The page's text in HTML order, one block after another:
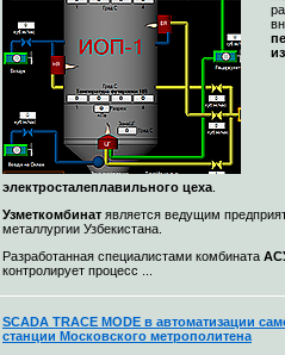
электросталеплавильного цеха
Узметкомбинат является ведущим
металлургии Узбекистана.
Разработанная специалистами комбината
контролирует процесс ...
SCADA TRACE MODE в автоматизации
станции Московского метрополитена